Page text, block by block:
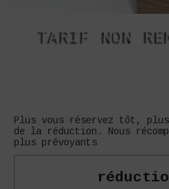
TARIF NON
Plus vous réservez tôt,
de la réduction. Nous
plus prévoyants